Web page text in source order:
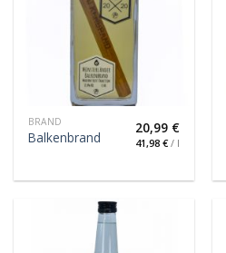
BRAND
Balkenbrand
20,99 €
41,98 €/ l